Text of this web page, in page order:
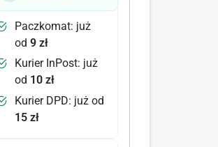
Paczkomat: już
od9 zł
Kurier InPost: już
od 10 zł
Kurier DPD: już od
15 zł